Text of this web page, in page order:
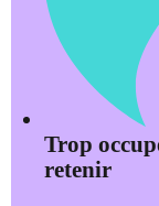
Trop
retenir